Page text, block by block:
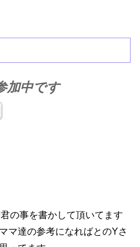
加中です
の事を書かして頂いてます
マ達の参考になればとのYさ